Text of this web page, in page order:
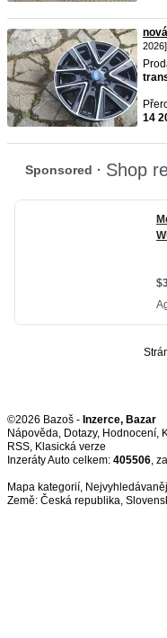
2026]
14
©2026 Bazoš - Inzerce, Bazar
Nápověda, Dotazy, Hodnocení,
RSS,
Inzeráty Auto celkem: 405506,
Mapa kategorií,
Země: Česká republika,